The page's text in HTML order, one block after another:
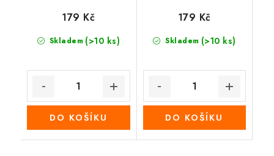
Skladem (>10 ks)
179 Kč
DO KOŠÍKU
Skladem (>10 ks)
179 Kč
DO KOŠÍKU